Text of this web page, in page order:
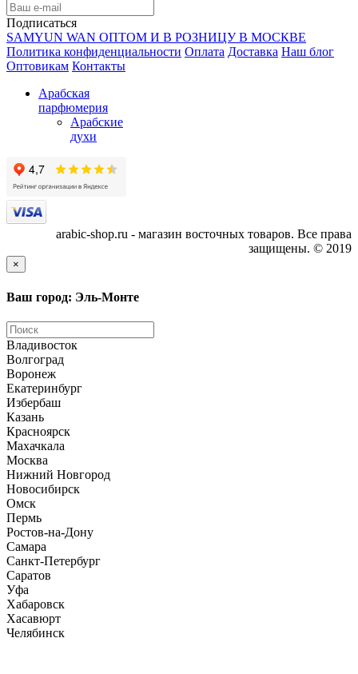
Подписаться
SAMYUN WAN ОПТОМ И В РОЗНИЦУ В МОСКВЕ
Политика конфиденциальности Оплата Доставка Наш блог
Оптовикам Контакты
Арабская
парфюмерия
Арабские
духи
arabic-shop.ru - магазин восточных товаров. Все права
защищены. © 2019
×
Ваш город: Эль-Монте
Владивосток
Волгоград
Воронеж
Екатеринбург
Избербаш
Казань
Красноярск
Махачкала
Москва
Нижний Новгород
Новосибирск
Омск
Пермь
Ростов-на-Дону
Самара
Санкт-Петербург
Саратов
Уфа
Хабаровск
Хасавюрт
Челябинск